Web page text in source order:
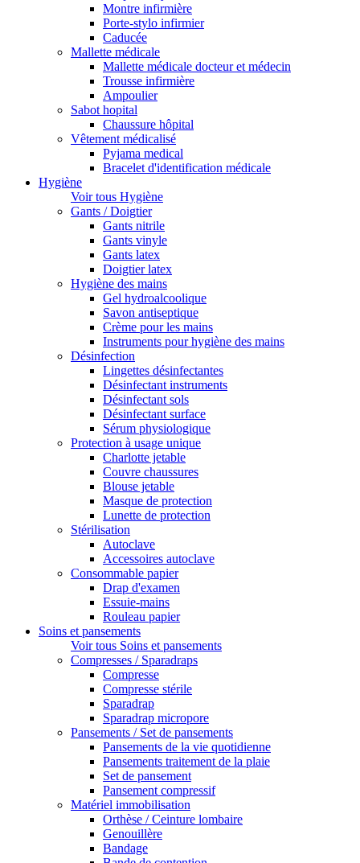
Montre infirmière
Porte-stylo infirmier
Caducée
Mallette médicale
Mallette médicale docteur et médecin
Trousse infirmière
Ampoulier
Sabot hopital
Chaussure hôpital
Vêtement médicalisé
Pyjama medical
Bracelet d'identification médicale
Hygiène
Voir tous Hygiène
Gants / Doigtier
Gants nitrile
Gants vinyle
Gants latex
Doigtier latex
Hygiène des mains
Gel hydroalcoolique
Savon antiseptique
Crème pour les mains
Instruments pour hygiène des mains
Désinfection
Lingettes désinfectantes
Désinfectant instruments
Désinfectant sols
Désinfectant surface
Sérum physiologique
Protection à usage unique
Charlotte jetable
Couvre chaussures
Blouse jetable
Masque de protection
Lunette de protection
Stérilisation
Autoclave
Accessoires autoclave
Consommable papier
Drap d'examen
Essuie-mains
Rouleau papier
Soins et pansements
Voir tous Soins et pansements
Compresses / Sparadraps
Compresse
Compresse stérile
Sparadrap
Sparadrap micropore
Pansements / Set de pansements
Pansements de la vie quotidienne
Pansements traitement de la plaie
Set de pansement
Pansement compressif
Matériel immobilisation
Orthèse / Ceinture lombaire
Genouillère
Bandage